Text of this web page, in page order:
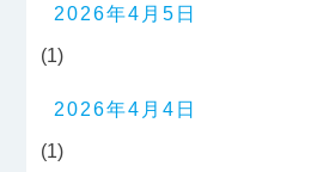
2026年4月5日
(1)
2026年4月4日
(1)